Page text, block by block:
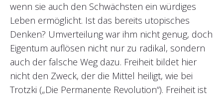
wenn sie auch den Schwächsten ein würdiges
Leben ermöglicht. Ist das bereits utopisches
Denken? Umverteilung war ihm nicht genug, doch
Eigentum auflösen nicht nur zu radikal, sondern
auch der falsche Weg dazu. Freiheit bildet hier
nicht den Zweck, der die Mittel heiligt, wie bei
Trotzki („Die Permanente Revolution“). Freiheit ist